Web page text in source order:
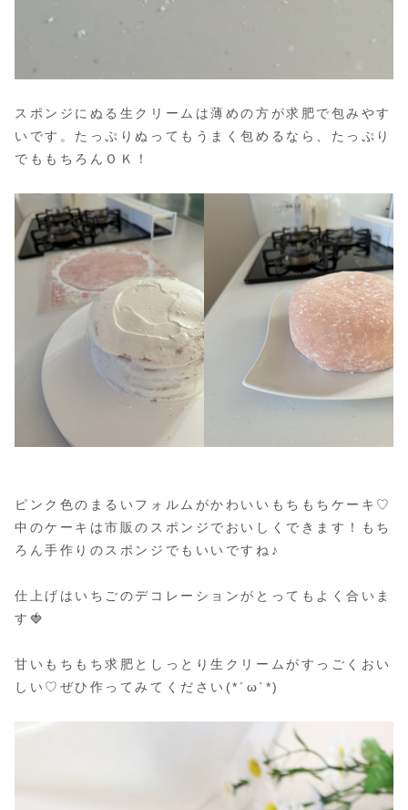
スポンジにぬる生クリームは薄めの方が求肥で包みやす
いです。たっぷりぬってもうまく包めるなら、たっぷり
でももちろんＯＫ！
ピンク色のまるいフォルムがかわいいもちもちケーキ♡
中のケーキは市販のスポンジでおいしくできます！もち
ろん手作りのスポンジでもいいですね♪
仕上げはいちごのデコレーションがとってもよく合いま
す🍓
甘いもちもち求肥としっとり生クリームがすっごくおい
しい♡ぜひ作ってみてください(*´ω`*)